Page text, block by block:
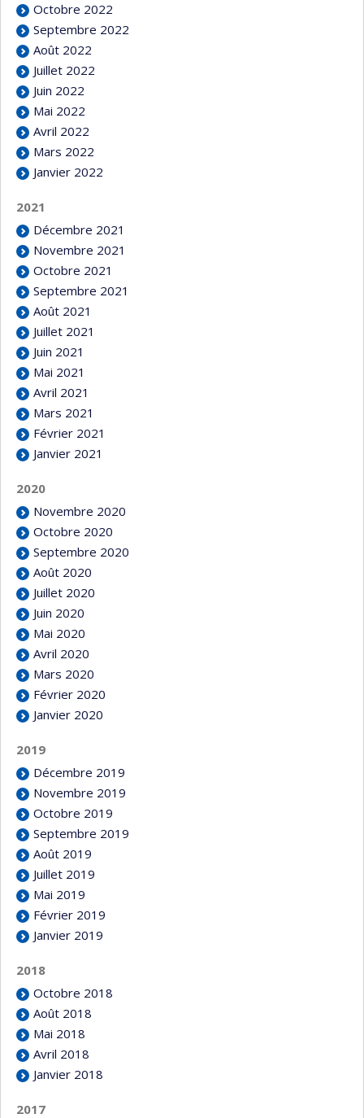
Octobre 2022
Septembre 2022
Août 2022
Juillet 2022
Juin 2022
Mai 2022
Avril 2022
Mars 2022
Janvier 2022
2021
Décembre 2021
Novembre 2021
Octobre 2021
Septembre 2021
Août 2021
Juillet 2021
Juin 2021
Mai 2021
Avril 2021
Mars 2021
Février 2021
Janvier 2021
2020
Novembre 2020
Octobre 2020
Septembre 2020
Août 2020
Juillet 2020
Juin 2020
Mai 2020
Avril 2020
Mars 2020
Février 2020
Janvier 2020
2019
Décembre 2019
Novembre 2019
Octobre 2019
Septembre 2019
Août 2019
Juillet 2019
Mai 2019
Février 2019
Janvier 2019
2018
Octobre 2018
Août 2018
Mai 2018
Avril 2018
Janvier 2018
2017